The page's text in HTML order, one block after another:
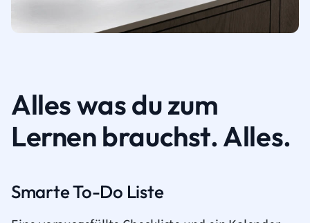
Alles was du zum
Lernen brauchst. Alles.
Smarte To-Do Liste